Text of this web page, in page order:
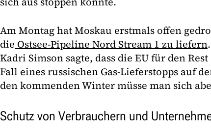
Am Montag hat Moskau erstmals offen
die Ostsee-Pipeline Nord Stream 1 zu liefern
Kadri Simson sagte, dass die EU für den
Fall eines russischen Gas-Lieferstopps auf
den kommenden Winter müsse man sich
Schutz von Verbrauchern und